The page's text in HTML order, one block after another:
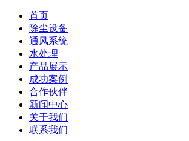
首页
除尘设备
通风系统
水处理
产品展示
成功案例
合作伙伴
新闻中心
关于我们
联系我们